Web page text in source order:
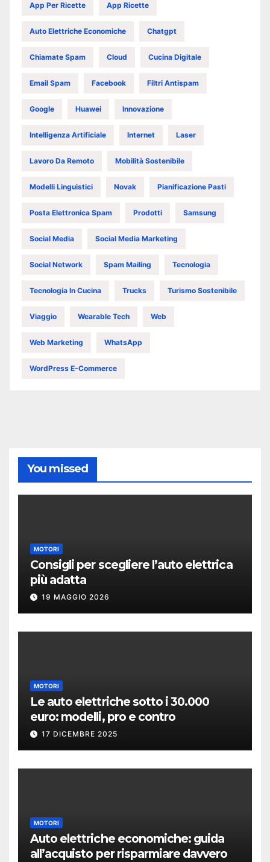
App Per Ricette App Ricette
Auto Elettriche Economiche Chatgpt
Chiamate Spam Cloud Cucina Digitale
Email Spam Facebook Filtri Antispam
Google Huawei Innovazione
Intelligenza Artificiale Internet Laser
Lavoro Da Remoto Mobilità Sostenibile
Modelli Linguistici Novak Pianificazione Pasti
Posta Elettronica Spam Prodotti Samsung
Social Media Social Media Marketing
Social Network Spam Mailing Tecnologia
Tecnologia In Cucina Trucks Turismo Sostenibile
Viaggio Wearable Tech Web
Web Marketing WhatsApp
WordPress E-Commerce
You missed
MOTORI
Consigli per scegliere l’auto elettrica
più adatta
19 MAGGIO 2026
MOTORI
Le auto elettriche sotto i 30.000
euro: modelli, pro e contro
17 DICEMBRE 2025
MOTORI
Auto elettriche economiche: guida
all’acquisto per risparmiare davvero